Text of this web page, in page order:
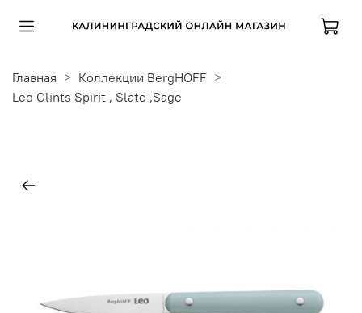
Главная
Коллекции BergHOFF
Leo Glints Spirit , Slate ,Sage